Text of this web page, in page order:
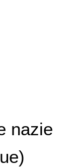
nazie